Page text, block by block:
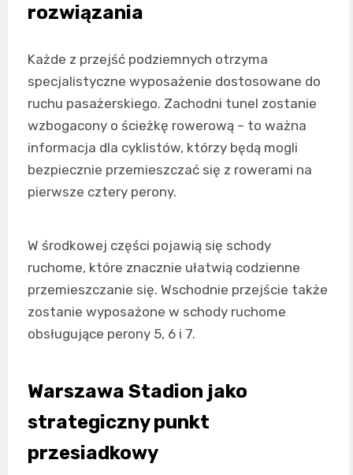
rozwiązania
Każde z przejść podziemnych otrzyma
specjalistyczne wyposażenie dostosowane do
ruchu pasażerskiego. Zachodni tunel zostanie
wzbogacony o ścieżkę rowerową – to ważna
informacja dla cyklistów, którzy będą mogli
bezpiecznie przemieszczać się z rowerami na
pierwsze cztery perony.
W środkowej części pojawią się schody
ruchome, które znacznie ułatwią codzienne
przemieszczanie się. Wschodnie przejście także
zostanie wyposażone w schody ruchome
obsługujące perony 5, 6 i 7.
Warszawa Stadion jako
strategiczny punkt
przesiadkowy